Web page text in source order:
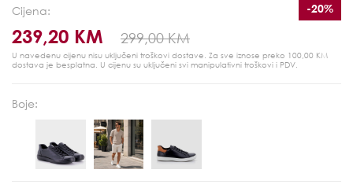
Cijena:
239,20 KM 299,00 KM
-20%
U navedenu cijenu nisu uključeni troškovi dostave. Za sve iznose preko 100,00 KM
dostava je besplatna. U cijenu su uključeni svi manipulativni troškovi i PDV.
Boje: